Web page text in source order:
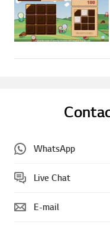
WhatsApp
Live Chat
E-mail